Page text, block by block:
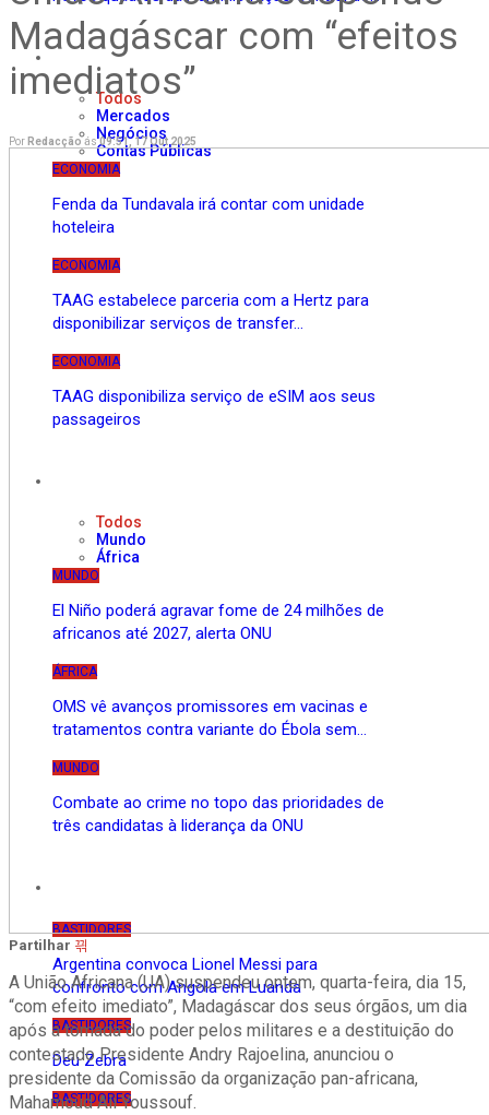
Economia
Todos
Mercados
Negócios
Contas Públicas
ECONOMIA
Fenda da Tundavala irá contar com unidade
hoteleira
ECONOMIA
TAAG estabelece parceria com a Hertz para
disponibilizar serviços de transfer…
ECONOMIA
TAAG disponibiliza serviço de eSIM aos seus
passageiros
Todos
Mundo
África
MUNDO
El Niño poderá agravar fome de 24 milhões de
africanos até 2027, alerta ONU
ÁFRICA
OMS vê avanços promissores em vacinas e
tratamentos contra variante do Ébola sem…
MUNDO
Combate ao crime no topo das prioridades de
três candidatas à liderança da ONU
BASTIDORES
Argentina convoca Lionel Messi para
confronto com Angola em Luanda
BASTIDORES
Deu Zebra
BASTIDORES
Madagáscar com “efeitos
imediatos”
Por Redacçãoás09:51, 17 Out 2025
Partilhar
A União Africana (UA) suspendeu ontem, quarta-feira, dia 15,
“com efeito imediato”, Madagáscar dos seus órgãos, um dia
após a tomada do poder pelos militares e a destituição do
contestado Presidente Andry Rajoelina, anunciou o
presidente da Comissão da organização pan-africana,
Mahamoud Ali Youssouf.